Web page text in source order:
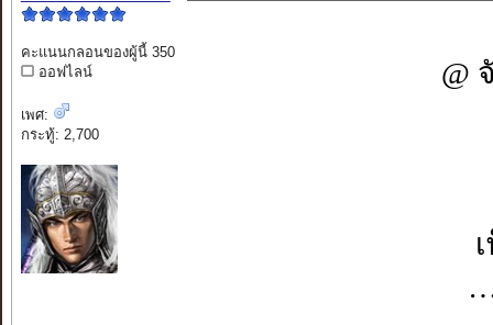
คะแนนกลอนของผู้นี้ 350
ออฟไลน์
เพศ:
กระทู้: 2,700
@